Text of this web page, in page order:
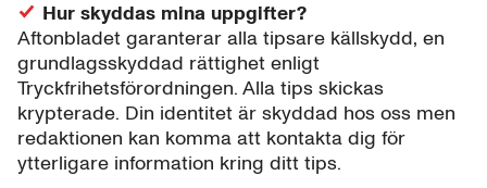
Hur skyddas mina uppgifter?
Aftonbladet garanterar alla tipsare källskydd, en
grundlagsskyddad rättighet enligt
Tryckfrihetsförordningen. Alla tips skickas
krypterade. Din identitet är skyddad hos oss men
redaktionen kan komma att kontakta dig för
ytterligare information kring ditt tips.